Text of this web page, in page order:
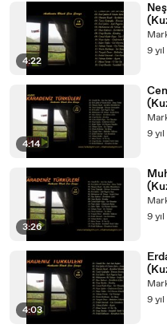
4:22
9
4:14
9
3:26
9
4:03
9